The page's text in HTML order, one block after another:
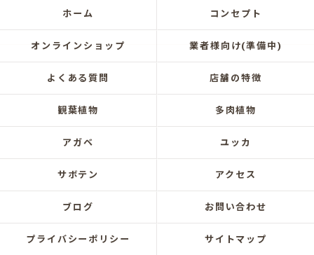
ホーム コンセプト
オンラインショップ 業者様向け(準備中)
よくある質問 店舗の特徴
観葉植物 多肉植物
アガベ ユッカ
サボテン アクセス
ブログ お問い合わせ
プライバシーポリシー サイトマップ